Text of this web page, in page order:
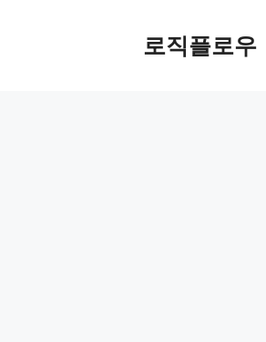
로직플로우